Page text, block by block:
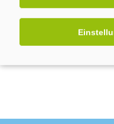
smart meter gateways